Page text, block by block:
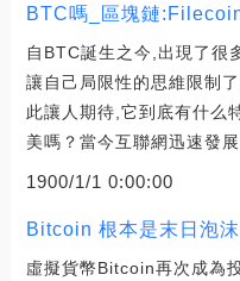
BTC嗎_區塊鏈
自BTC誕生之今,出現了很
讓自己局限性的思維限制
此讓人期待,它到底有什么
美嗎？當今互聯網迅速發展,
1900/1/1 0:00:00
Bitcoin 根本是末日泡
虛擬貨幣Bitcoin再次成為